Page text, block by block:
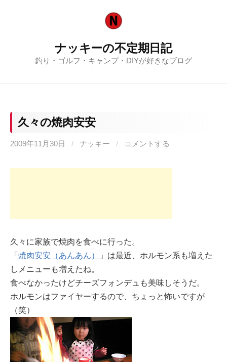
ナッキーの不定期日記
釣り・ゴルフ・キャンプ・DIYが好きなブログ
久々の焼肉安安
2009年11月30日 / ナッキー / コメントする
久々に家族で焼肉を食べに行った。
「 焼肉安安（あんあん）
」は最近、ホルモン系も増えた
しメニューも増えたね。
食べなかったけどチーズフォンデュも美味しそうだ。
ホルモンはファイヤーするので、ちょっと怖いですが
（笑）